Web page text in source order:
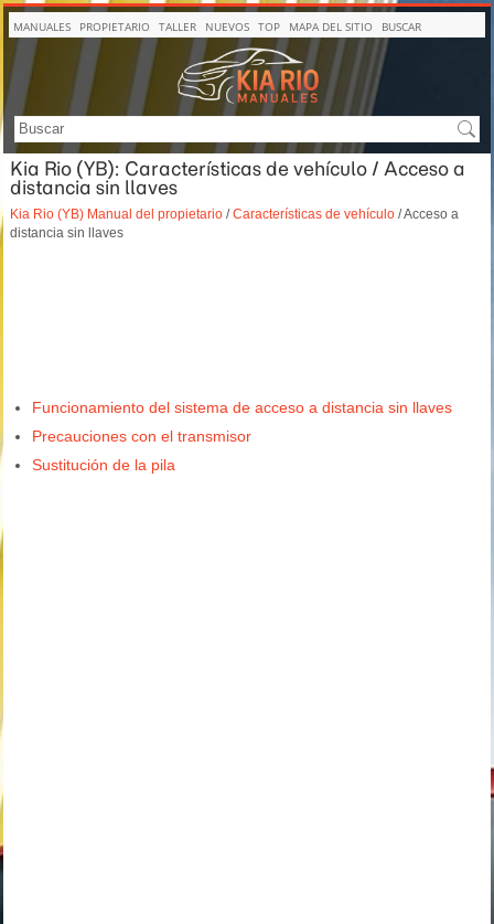
MANUALES PROPIETARIO TALLER NUEVOS TOP MAPA DEL SITIO BUSCAR
Kia Rio (YB): Características de vehículo / Acceso a
distancia sin llaves
Kia Rio (YB) Manual del propietario /Características de vehículo / Acceso a
distancia sin llaves
Funcionamiento del sistema de acceso a distancia sin llaves
Precauciones con el transmisor
Sustitución de la pila